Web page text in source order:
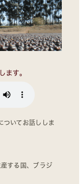
ます。
ついてお話ししま
する国、ブラジ